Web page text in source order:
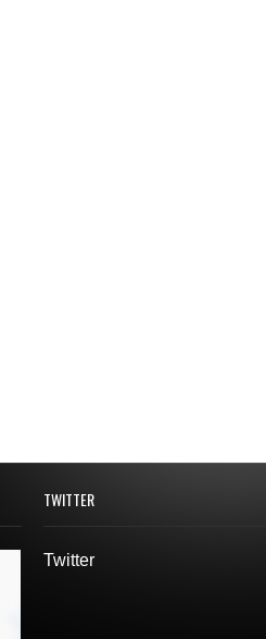
TWITTER
Twitter